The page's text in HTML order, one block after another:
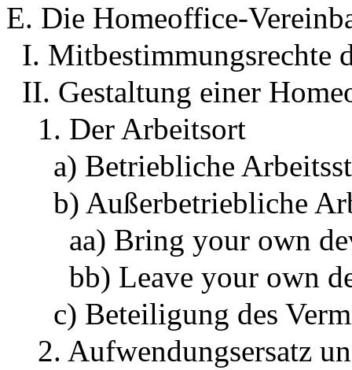
E. Die Homeoffice-
I. Mitbestimmungsrechte
II. Gestaltung einer
1. Der Arbeitsort
a) Betriebliche
b) Außerbetriebliche
aa) Bring your own
bb) Leave your own
c) Beteiligung des
2. Aufwendungsersatz